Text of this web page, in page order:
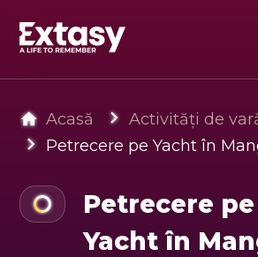
x0 Bilete
Acasă
Activități de
Petrecere pe Yacht în
Petrecere pe
Yacht în